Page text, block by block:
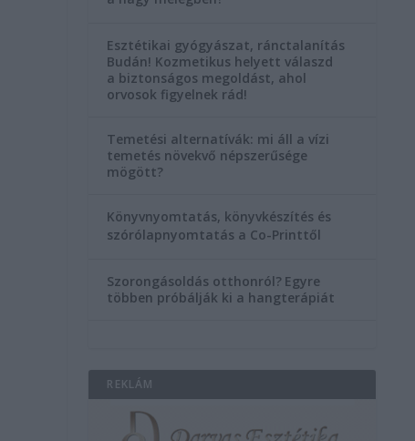
Esztétikai gyógyászat, ránctalanítás
Budán! Kozmetikus helyett válaszd
a biztonságos megoldást, ahol
orvosok figyelnek rád!
Temetési alternatívák: mi áll a vízi
temetés növekvő népszerűsége
mögött?
Könyvnyomtatás, könyvkészítés és
szórólapnyomtatás a Co-Printtől
Szorongásoldás otthonról? Egyre
többen próbálják ki a hangterápiát
REKLÁM